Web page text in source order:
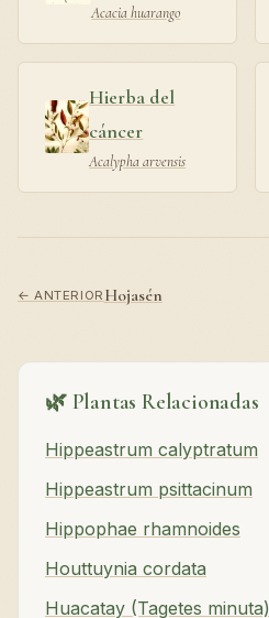
Acacia huarango
Hierba del
cáncer
Acalypha arvensis
← ANTERIOR Hojasén
🌿 Plantas Relacionadas
Hippeastrum calyptratum
Hippeastrum psittacinum
Hippophae rhamnoides
Houttuynia cordata
Huacatay (Tagetes minuta)